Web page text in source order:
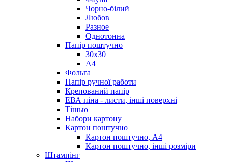
Чорно-білий
Любов
Разное
Однотонна
Папір поштучно
30х30
А4
Фольга
Папір ручної работи
Крепований папір
ЕВА піна - листи, інші поверхні
Тішью
Набори картону
Картон поштучно
Картон поштучно, А4
Картон поштучно, інші розміри
Штампінг